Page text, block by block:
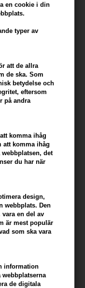
en cookie i din
typer av
att de allra
de ska. Som
betydelse och
eftersom
på andra
komma ihåg
att komma ihåg
det
du har när
design,
webbplats. Den
en del av
är mest populär
som ska vara
information
de digitala
SEK
14 Mould'it Paste